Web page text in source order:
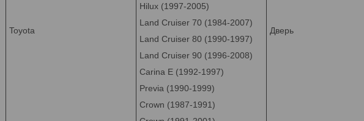
Toyota
Hilux (1997-2005)
Land Cruiser 70 (1984-2007)
Land Cruiser 80 (1990-1997)
Land Cruiser 90 (1996-2008)
Carina E (1992-1997)
Previa (1990-1999)
Crown (1987-1991)
Дверь